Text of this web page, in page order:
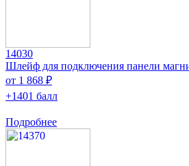
14030
Шлейф для подключения панели
от 1 868 ₽
+1401 балл
Подробнее